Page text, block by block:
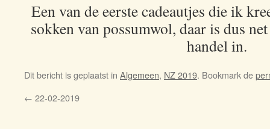
Een van de eerste cadeautjes die ik
sokken van possumwol, daar is dus
handel in.
Dit bericht is geplaatst in Algemeen, NZ 2019. Bookmark de
← 22-02-2019